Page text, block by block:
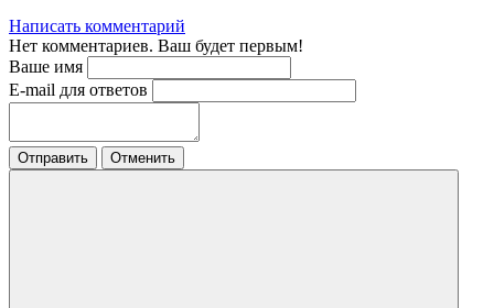
Написать комментарий
Нет комментариев. Ваш будет первым!
Ваше имя
E-mail для ответов
Отправить Отменить